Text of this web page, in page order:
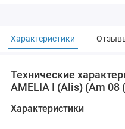
Характеристики
Технические
AMELIA I (Alis) (Am 08
Характеристики